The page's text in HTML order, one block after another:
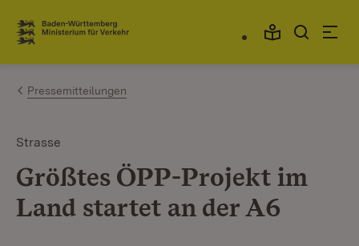
Zum Inhalt springen
Link zur Startseite
Pressemitteilungen
Strasse
Größtes ÖPP-Projekt im
Land startet an der A6